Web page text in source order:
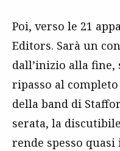
Poi, verso le 21
Editors. Sarà un
dall’inizio alla fine,
ripasso al
della band di
serata, la
rende spesso